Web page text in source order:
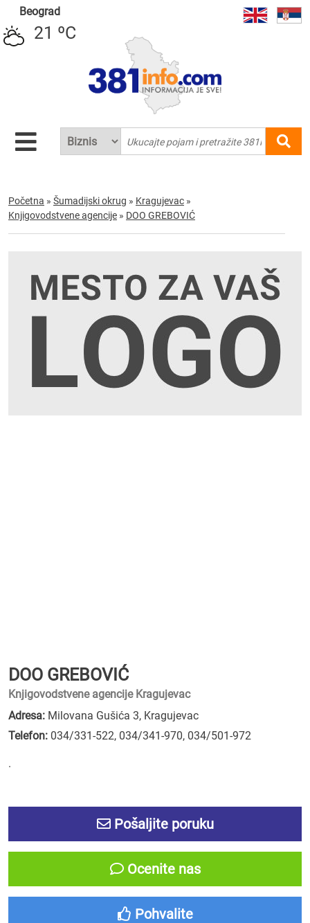
Beograd
21 ºC
Početna » Šumadijski okrug » Kragujevac »
Knjigovodstvene agencije » DOO GREBOVIĆ
DOO GREBOVIĆ
Knjigovodstvene agencije Kragujevac
Adresa: Milovana Gušića 3, Kragujevac
Telefon: 034/331-522, 034/341-970, 034/501-972
.
Pošaljite poruku
Ocenite nas
Pohvalite